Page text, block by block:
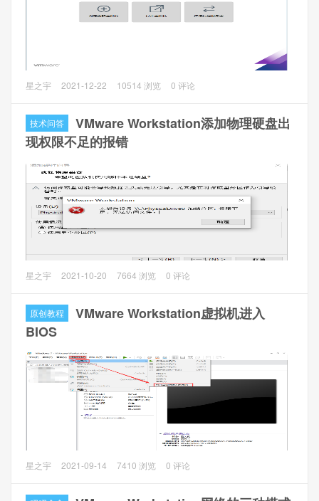
VMware Workstation是非常好用的虚拟化软件，常用于开
1 安装前准备
（1）下载安装VMware Workstation 16 Pro 16.1.0 build-
17198959
（2）Windows 10 Enterprise LTSC 2021 ISO镜像
2 虚拟环境
新建Windows 10的虚拟化环境。
星之宇 2021-12-22 10514 浏览 0 评论
技术问答
VMware Workstation添加物理硬盘出
现权限不足的报错
问题描述
错。错误提示：”未能为设备 \\.\PhysicalDrive0 加载分区: 权
限不足,无法访问文件“。
问题分析
在增加新的硬盘的时候，选择”使用物理磁盘“，看到下一步有
个管理员权限的标识，而且还弹出管理员权限提示，这个时
候以为是有了管理员权限了。也看到这个说明需要管理员特
星之宇 2021-10-20 7664 浏览 0 评论
原创教程
VMware Workstation虚拟机进入
BIOS
VMware Workstation虚拟机如何进入BIOS设置，设置开机启
星之宇 2021-09-14 7410 浏览 0 评论